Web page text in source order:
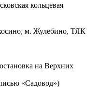
кольцевая
м. Жулебино, ТЯК
на Верхних
«Садовод»)